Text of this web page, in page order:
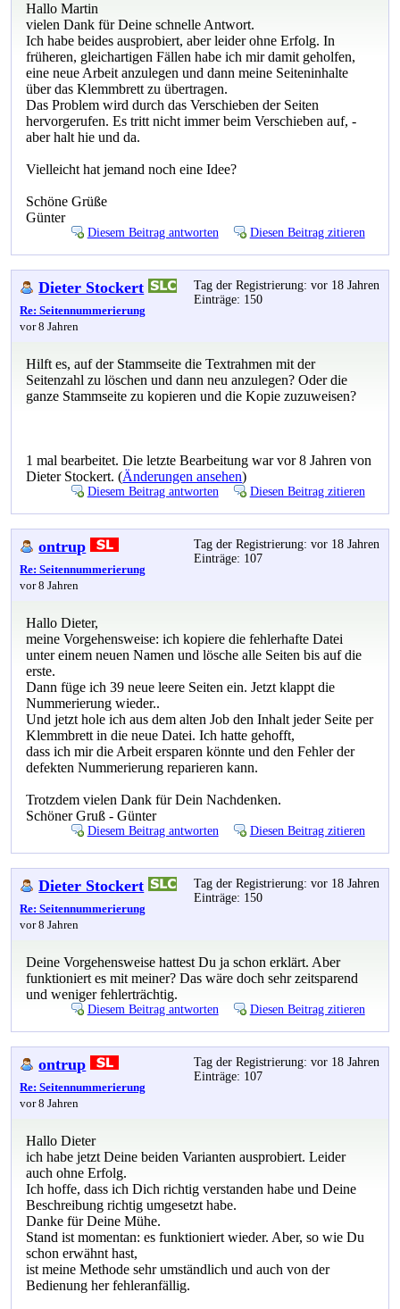
Hallo Martin
vielen Dank für Deine schnelle Antwort.
Ich habe beides ausprobiert, aber leider ohne Erfolg. In
früheren, gleichartigen Fällen habe ich mir damit geholfen,
eine neue Arbeit anzulegen und dann meine Seiteninhalte
über das Klemmbrett zu übertragen.
Das Problem wird durch das Verschieben der Seiten
hervorgerufen. Es tritt nicht immer beim Verschieben auf, -
aber halt hie und da.
Vielleicht hat jemand noch eine Idee?
Schöne Grüße
Günter
Diesem Beitrag antworten Diesen Beitrag zitieren
Dieter Stockert
Re: Seitennummerierung
vor 8 Jahren
Tag der Registrierung: vor 18 Jahren
Einträge: 150
Hilft es, auf der Stammseite die Textrahmen mit der
Seitenzahl zu löschen und dann neu anzulegen? Oder die
ganze Stammseite zu kopieren und die Kopie zuzuweisen?
1 mal bearbeitet. Die letzte Bearbeitung war vor 8 Jahren von
Dieter Stockert. (Änderungen ansehen)
Diesem Beitrag antworten Diesen Beitrag zitieren
ontrup
Re: Seitennummerierung
vor 8 Jahren
Tag der Registrierung: vor 18 Jahren
Einträge: 107
Hallo Dieter,
meine Vorgehensweise: ich kopiere die fehlerhafte Datei
unter einem neuen Namen und lösche alle Seiten bis auf die
erste.
Dann füge ich 39 neue leere Seiten ein. Jetzt klappt die
Nummerierung wieder..
Und jetzt hole ich aus dem alten Job den Inhalt jeder Seite per
Klemmbrett in die neue Datei. Ich hatte gehofft,
dass ich mir die Arbeit ersparen könnte und den Fehler der
defekten Nummerierung reparieren kann.
Trotzdem vielen Dank für Dein Nachdenken.
Schöner Gruß - Günter
Diesem Beitrag antworten Diesen Beitrag zitieren
Dieter Stockert
Re: Seitennummerierung
vor 8 Jahren
Tag der Registrierung: vor 18 Jahren
Einträge: 150
Deine Vorgehensweise hattest Du ja schon erklärt. Aber
funktioniert es mit meiner? Das wäre doch sehr zeitsparend
und weniger fehlerträchtig.
Diesem Beitrag antworten Diesen Beitrag zitieren
ontrup
Re: Seitennummerierung
vor 8 Jahren
Tag der Registrierung: vor 18 Jahren
Einträge: 107
Hallo Dieter
ich habe jetzt Deine beiden Varianten ausprobiert. Leider
auch ohne Erfolg.
Ich hoffe, dass ich Dich richtig verstanden habe und Deine
Beschreibung richtig umgesetzt habe.
Danke für Deine Mühe.
Stand ist momentan: es funktioniert wieder. Aber, so wie Du
schon erwähnt hast,
ist meine Methode sehr umständlich und auch von der
Bedienung her fehleranfällig.